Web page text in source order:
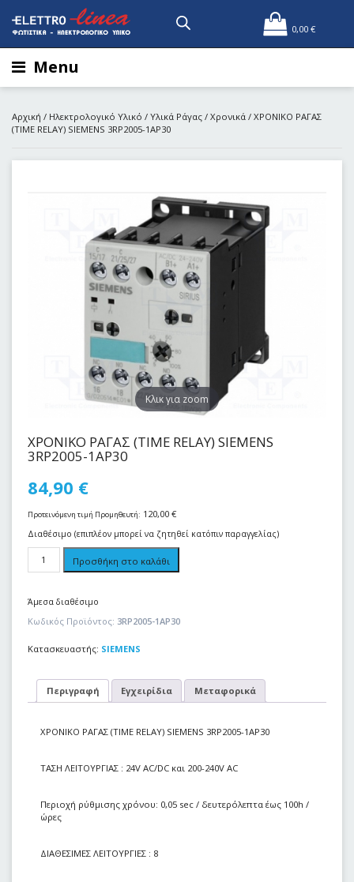
0,00 €
Menu
Αρχική / Ηλεκτρολογικό Υλικό / Υλικά Ράγας / Χρονικά / ΧΡΟΝΙΚΟ ΡΑΓΑΣ
(TIME RELAY) SIEMENS 3RP2005-1AP30
Kλικ για zoom
ΧΡΟΝΙΚΟ ΡΑΓΑΣ (TIME RELAY) SIEMENS
3RP2005-1AP30
84,90 €
Προτεινόμενη τιμή Προμηθευτή: 120,00 €
Διαθέσιμο (επιπλέον μπορεί να ζητηθεί κατόπιν παραγγελίας)
Προσθήκη στο καλάθι
Άμεσα διαθέσιμο
Κωδικός Προϊόντος: 3RP2005-1AP30
Κατασκευαστής: SIEMENS
Περιγραφή Εγχειρίδια Μεταφορικά
ΧΡΟΝΙΚΟ ΡΑΓΑΣ (TIME RELAY) SIEMENS 3RP2005-1AP30
ΤΑΣΗ ΛΕΙΤΟΥΡΓΙΑΣ : 24V AC/DC και 200-240V AC
Περιοχή ρύθμισης χρόνου: 0,05 sec / δευτερόλεπτα έως 100h /
ώρες
ΔΙΑΘΕΣΙΜΕΣ ΛΕΙΤΟΥΡΓΙΕΣ : 8